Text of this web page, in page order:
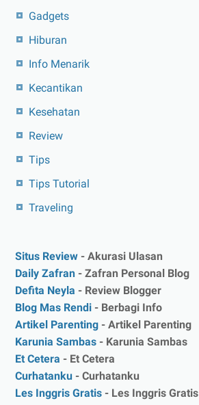
Gadgets
Hiburan
Info Menarik
Kecantikan
Kesehatan
Review
Tips
Tips Tutorial
Traveling
Situs Review - Akurasi Ulasan
Daily Zafran - Zafran Personal Blog
Defita Neyla - Review Blogger
Blog Mas Rendi - Berbagi Info
Artikel Parenting - Artikel Parenting
Karunia Sambas - Karunia Sambas
Et Cetera - Et Cetera
Curhatanku - Curhatanku
Les Inggris Gratis - Les Inggris Gratis